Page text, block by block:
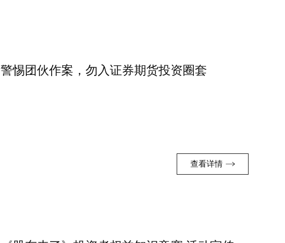
警惕团伙作案，勿入证券期货投资圈套
查看详情